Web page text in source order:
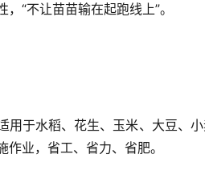
“不让苗苗输在起跑线上”。
用于水稻、花生、玉米、大豆、
作业，省工、省力、省肥。